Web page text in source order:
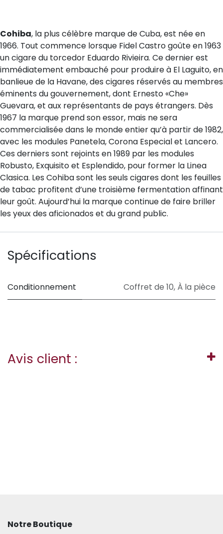
Cohiba, la plus célèbre marque de Cuba, est née en
1966. Tout commence lorsque Fidel Castro goûte en 1963
un cigare du torcedor Eduardo Rivieira. Ce dernier est
immédiatement embauché pour produire à El Laguito, en
banlieue de la Havane, des cigares réservés au membres
éminents du gouvernement, dont Ernesto «Che»
Guevara, et aux représentants de pays étrangers. Dès
1967 la marque prend son essor, mais ne sera
commercialisée dans le monde entier qu’à partir de 1982,
avec les modules Panetela, Corona Especial et Lancero.
Ces derniers sont rejoints en 1989 par les modules
Robusto, Exquisito et Esplendido, pour former la Linea
Clasica. Les Cohiba sont les seuls cigares dont les feuilles
de tabac profitent d’une troisième fermentation affinant
leur goût. Aujourd’hui la marque continue de faire briller
les yeux des aficionados et du grand public.
Spécifications
Conditionnement Coffret de 10, À la pièce
Avis client :
Notre Boutique